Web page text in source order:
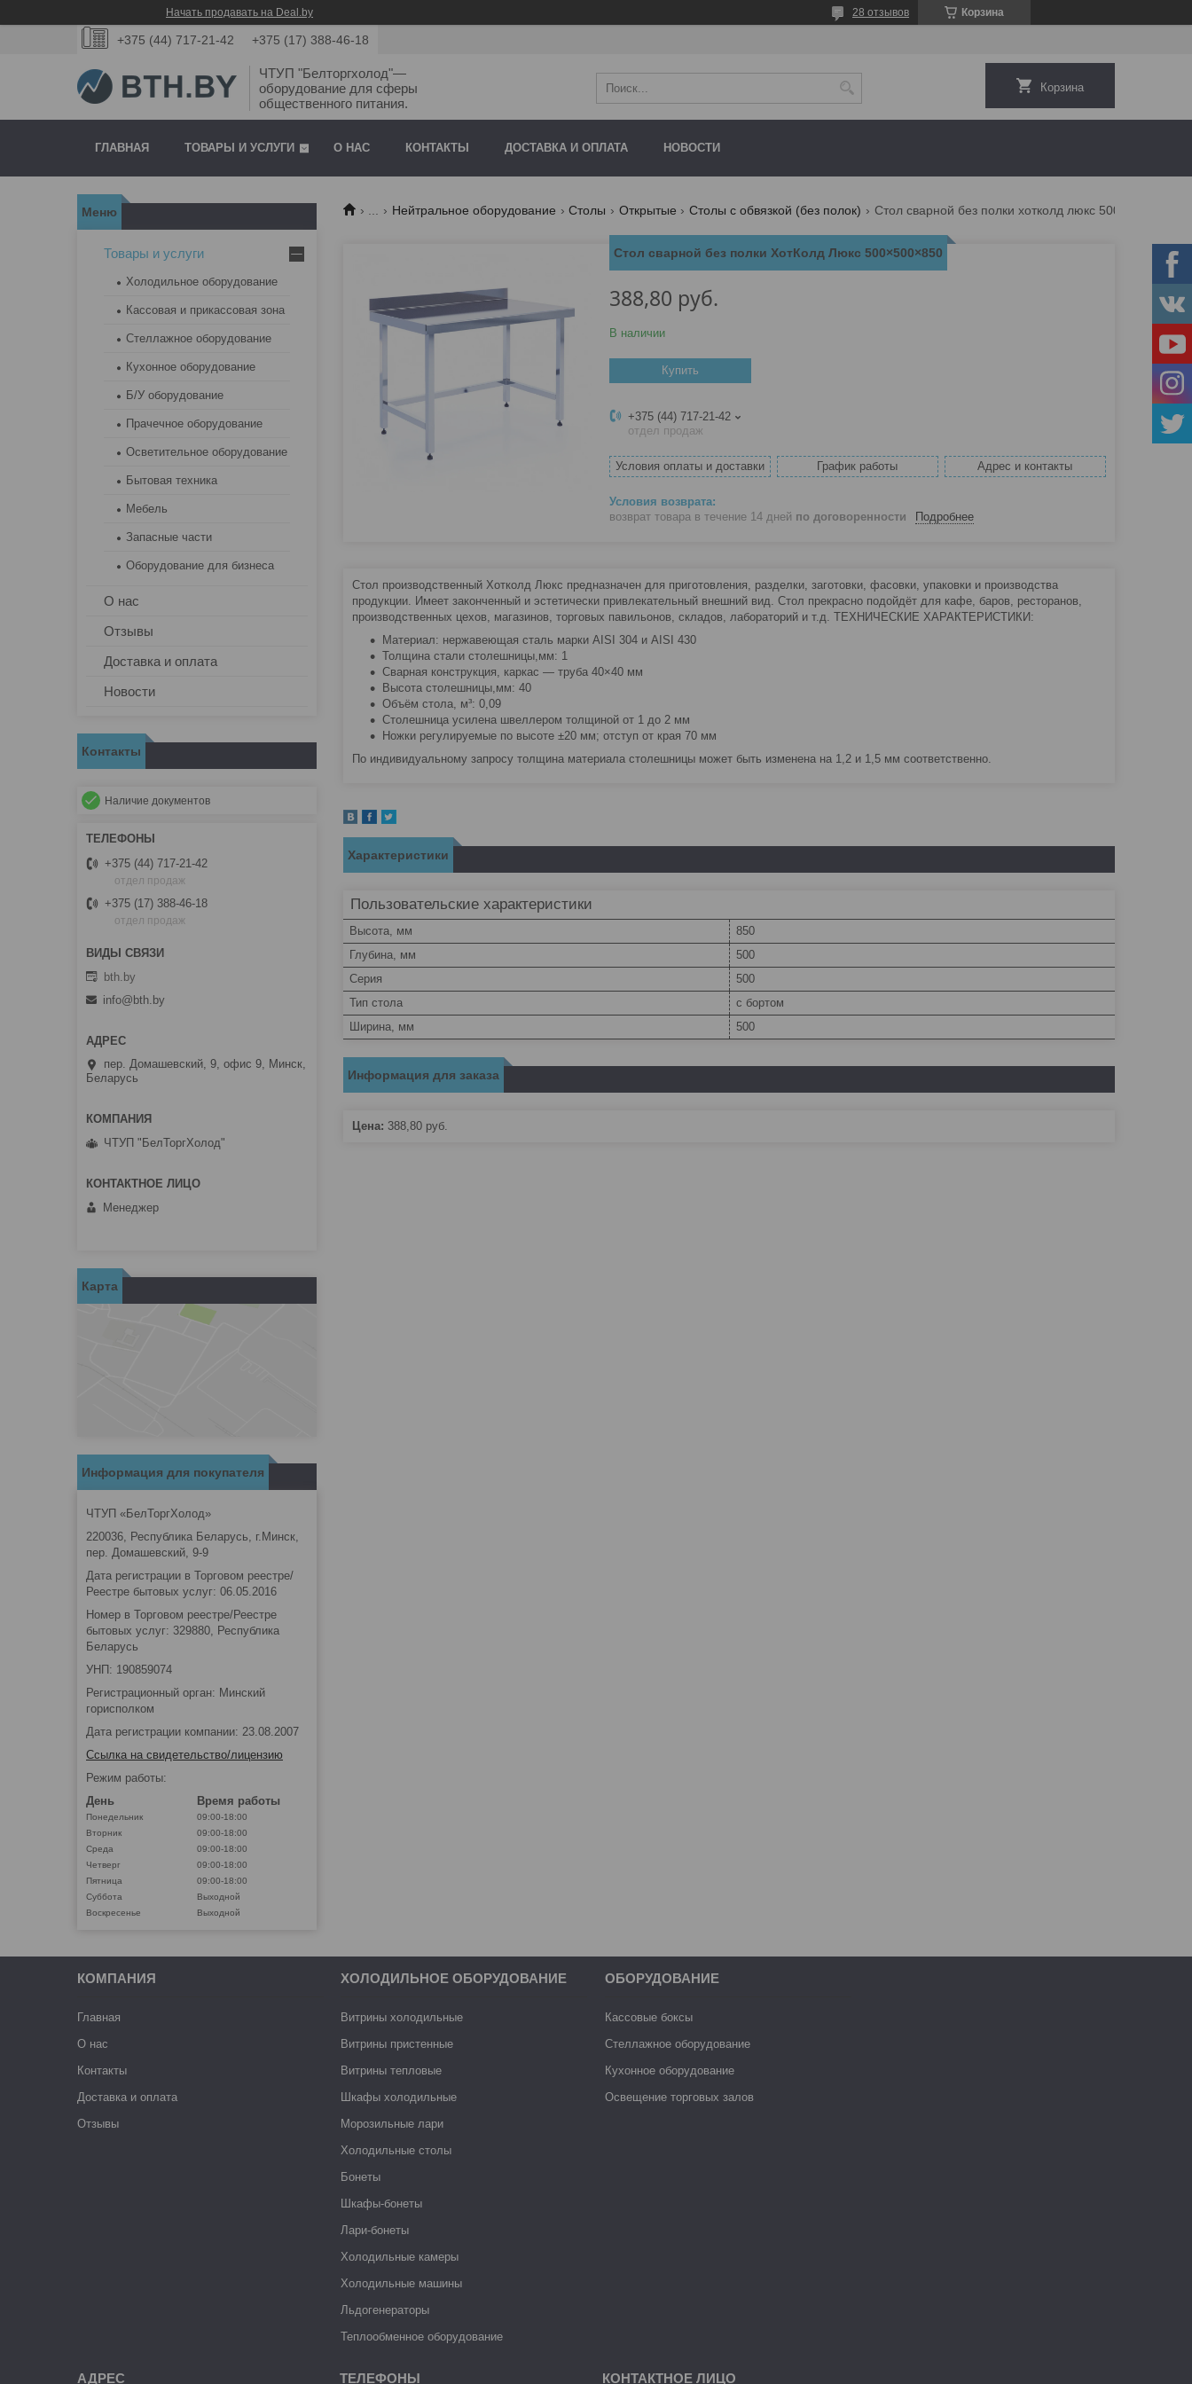
Начать продавать на Deal.by Корзина
28 отзывов
+375 (44) 717-21-42 +375 (17) 388-46-18
ЧТУП "Белторгхолод"—
оборудование для сферы
общественного питания.
Корзина
ГЛАВНАЯ ТОВАРЫ И УСЛУГИ О НАС КОНТАКТЫ ДОСТАВКА И ОПЛАТА НОВОСТИ
... Нейтральное оборудование Столы Открытые Столы с обвязкой (без полок)
Стол сварной без полки ХотКолд Люкс 500×500×850
388,80 руб.
В наличии
Купить
+375 (44) 717-21-42
отдел продаж
Условия оплаты и доставки График работы Адрес и контакты
возврат товара в течение 14 дней по договоренности Подробнее
Стол производственный Хотколд Люкс предназначен для приготовления, разделки, заготовки, фасовки, упаковки и производства
продукции. Имеет законченный и эстетически привлекательный внешний вид. Стол прекрасно подойдёт для кафе, баров, ресторанов,
производственных цехов, магазинов, торговых павильонов, складов, лабораторий и т.д. ТЕХНИЧЕСКИЕ ХАРАКТЕРИСТИКИ:
Материал: нержавеющая сталь марки AISI 304 и AISI 430
Толщина стали столешницы,мм: 1
Сварная конструкция, каркас — труба 40×40 мм
Высота столешницы,мм: 40
Объём стола, м³: 0,09
Столешница усилена швеллером толщиной от 1 до 2 мм
Ножки регулируемые по высоте ±20 мм; отступ от края 70 мм
По индивидуальному запросу толщина материала столешницы может быть изменена на 1,2 и 1,5 мм соответственно.
Характеристики
Пользовательские характеристики
Высота, мм
850
Глубина, мм
500
Серия
500
Тип стола
с бортом
Ширина, мм
500
Информация для заказа
Цена: 388,80 руб.
Товары и услуги
Холодильное оборудование
Кассовая и прикассовая зона
Стеллажное оборудование
Кухонное оборудование
Б/У оборудование
Прачечное оборудование
Осветительное оборудование
Бытовая техника
Мебель
Запасные части
Оборудование для бизнеса
О нас
Отзывы
Доставка и оплата
Новости
Контакты
Наличие документов
+375 (44) 717-21-42
отдел продаж
+375 (17) 388-46-18
отдел продаж
bth.by
info@bth.by
пер. Домашевский, 9, офис 9, Минск,
Беларусь
ЧТУП "БелТоргХолод"
Менеджер
Карта
Информация для покупателя
ЧТУП «БелТоргХолод»
220036, Республика Беларусь, г.Минск,
пер. Домашевский, 9-9
Дата регистрации в Торговом реестре/
Реестре бытовых услуг: 06.05.2016
Номер в Торговом реестре/Реестре
бытовых услуг: 329880, Республика
Беларусь
УНП: 190859074
Регистрационный орган: Минский
горисполком
Дата регистрации компании: 23.08.2007
Ссылка на свидетельство/лицензию
Режим работы:
День
Время работы
Понедельник
09:00-18:00
Вторник
09:00-18:00
Среда
09:00-18:00
Четверг
09:00-18:00
Пятница
09:00-18:00
Суббота
Выходной
Воскресенье
Выходной
КОМПАНИЯ
Главная
О нас
Контакты
Доставка и оплата
Отзывы
ХОЛОДИЛЬНОЕ ОБОРУДОВАНИЕ
Витрины холодильные
Витрины пристенные
Витрины тепловые
Шкафы холодильные
Морозильные лари
Холодильные столы
Бонеты
Шкафы-бонеты
Лари-бонеты
Холодильные камеры
Холодильные машины
Льдогенераторы
Теплообменное оборудование
ОБОРУДОВАНИЕ
Кассовые боксы
Стеллажное оборудование
Кухонное оборудование
Освещение торговых залов